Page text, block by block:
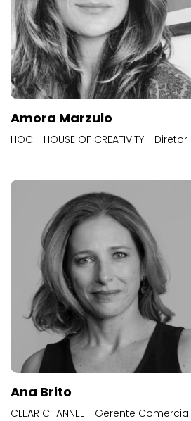
Amora Marzulo
HOC - HOUSE OF CREATIVITY - Diretor
Ana Brito
CLEAR CHANNEL - Gerente Comercial